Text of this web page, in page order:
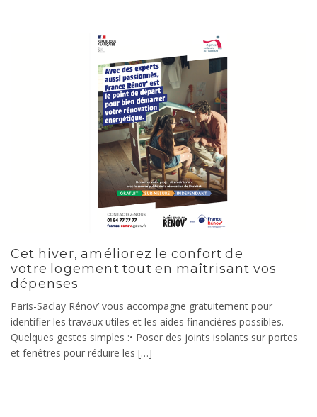
Cet hiver, améliorez le confort de
votre logement tout en maîtrisant vos
dépenses
Paris-Saclay Rénov’ vous accompagne gratuitement pour
identifier les travaux utiles et les aides financières possibles.
Quelques gestes simples :• Poser des joints isolants sur portes
et fenêtres pour réduire les […]